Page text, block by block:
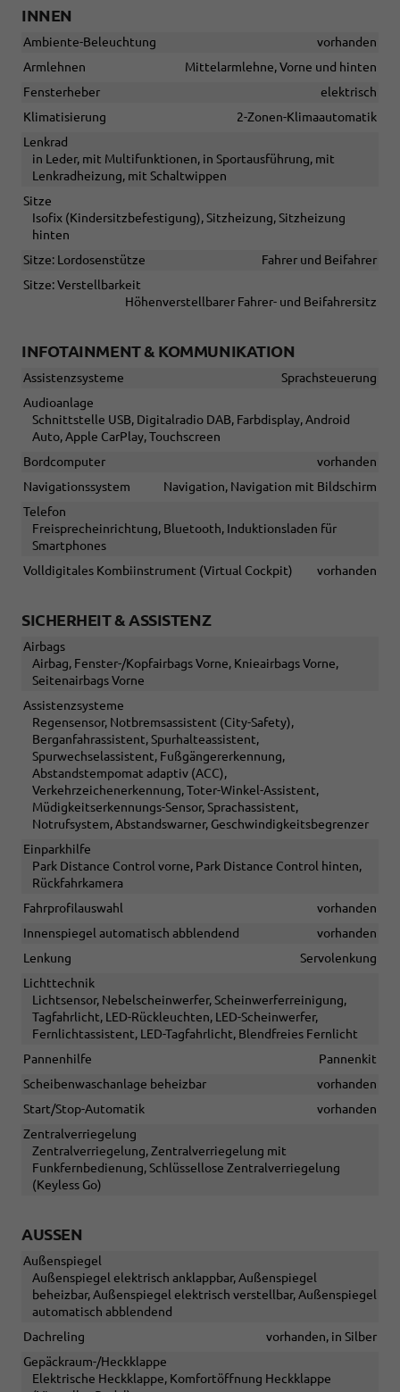
INNEN
Ambiente-Beleuchtung
vorhanden
Armlehnen
Mittelarmlehne, Vorne und hinten
Fensterheber
elektrisch
Klimatisierung
2-Zonen-Klimaautomatik
Lenkrad
in Leder, mit Multifunktionen, in Sportausführung, mit
Lenkradheizung, mit Schaltwippen
Sitze
Isofix (Kindersitzbefestigung), Sitzheizung, Sitzheizung
hinten
Sitze: Lordosenstütze
Fahrer und Beifahrer
Sitze: Verstellbarkeit
Höhenverstellbarer Fahrer- und Beifahrersitz
INFOTAINMENT & KOMMUNIKATION
Assistenzsysteme
Sprachsteuerung
Audioanlage
Schnittstelle USB, Digitalradio DAB, Farbdisplay, Android
Auto, Apple CarPlay, Touchscreen
Bordcomputer
vorhanden
Navigationssystem
Navigation, Navigation mit Bildschirm
Telefon
Freisprecheinrichtung, Bluetooth, Induktionsladen für
Smartphones
Volldigitales Kombiinstrument (Virtual Cockpit)
vorhanden
SICHERHEIT & ASSISTENZ
Airbags
Airbag, Fenster-/Kopfairbags Vorne, Knieairbags Vorne,
Seitenairbags Vorne
Assistenzsysteme
Regensensor, Notbremsassistent (City-Safety),
Berganfahrassistent, Spurhalteassistent,
Spurwechselassistent, Fußgängererkennung,
Abstandstempomat adaptiv (ACC),
Verkehrzeichenerkennung, Toter-Winkel-Assistent,
Müdigkeitserkennungs-Sensor, Sprachassistent,
Notrufsystem, Abstandswarner, Geschwindigkeitsbegrenzer
Einparkhilfe
Park Distance Control vorne, Park Distance Control hinten,
Rückfahrkamera
Fahrprofilauswahl
vorhanden
Innenspiegel automatisch abblendend
vorhanden
Lenkung
Servolenkung
Lichttechnik
Lichtsensor, Nebelscheinwerfer, Scheinwerferreinigung,
Tagfahrlicht, LED-Rückleuchten, LED-Scheinwerfer,
Fernlichtassistent, LED-Tagfahrlicht, Blendfreies Fernlicht
Pannenhilfe
Pannenkit
Scheibenwaschanlage beheizbar
vorhanden
Start/Stop-Automatik
vorhanden
Zentralverriegelung
Zentralverriegelung, Zentralverriegelung mit
Funkfernbedienung, Schlüssellose Zentralverriegelung
(Keyless Go)
AUSSEN
Außenspiegel
Außenspiegel elektrisch anklappbar, Außenspiegel
beheizbar, Außenspiegel elektrisch verstellbar, Außenspiegel
automatisch abblendend
Dachreling
vorhanden, in Silber
Gepäckraum-/Heckklappe
Elektrische Heckklappe, Komfortöffnung Heckklappe